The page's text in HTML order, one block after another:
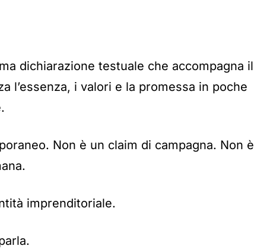
dichiarazione testuale che accompagna il
l’essenza, i valori e la promessa in poche
Non è un claim di campagna. Non è
imprenditoriale.